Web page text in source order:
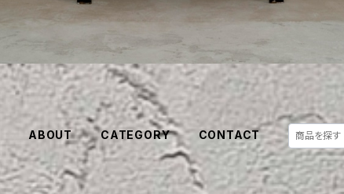
ABOUT CATEGORY CONTACT